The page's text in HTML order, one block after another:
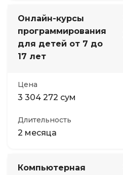
Онлайн-курсы
программирования
для детей от 7 до
17 лет
Цена
3 304 272 сум
Длительность
2 месяца
Компьютерная